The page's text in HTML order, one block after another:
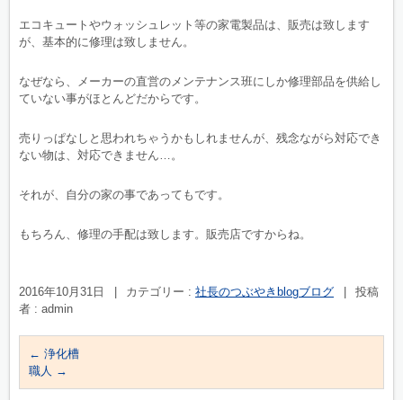
エコキュートやウォッシュレット等の家電製品は、販売は致します
が、基本的に修理は致しません。
なぜなら、メーカーの直営のメンテナンス班にしか修理部品を供給し
ていない事がほとんどだからです。
売りっぱなしと思われちゃうかもしれませんが、残念ながら対応でき
ない物は、対応できません…。
それが、自分の家の事であってもです。
もちろん、修理の手配は致します。販売店ですからね。
2016年10月31日 カテゴリー : 社長のつぶやきblogブログ
投稿
者 : admin
← 浄化槽
職人 →